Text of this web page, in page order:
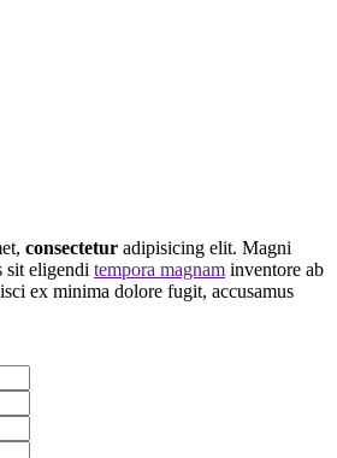
consectetur adipisicing elit. Magni
sit eligendi tempora magnam inventore ab
ex minima dolore fugit, accusamus